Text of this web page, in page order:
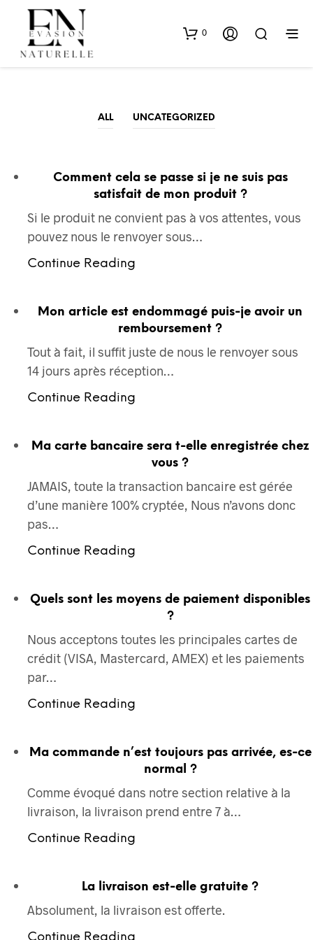
0
ALL UNCATEGORIZED
Comment cela se passe si je ne suis pas
satisfait de mon produit ?
Si le produit ne convient pas à vos attentes, vous
pouvez nous le renvoyer sous…
Continue Reading
Mon article est endommagé puis-je avoir un
remboursement ?
Tout à fait, il suffit juste de nous le renvoyer sous
14 jours après réception…
Continue Reading
Ma carte bancaire sera t-elle enregistrée chez
vous ?
JAMAIS, toute la transaction bancaire est gérée
d’une manière 100% cryptée, Nous n’avons donc
pas…
Continue Reading
Quels sont les moyens de paiement disponibles
?
Nous acceptons toutes les principales cartes de
crédit (VISA, Mastercard, AMEX) et les paiements
par…
Continue Reading
Ma commande n’est toujours pas arrivée, es-ce
normal ?
Comme évoqué dans notre section relative à la
livraison, la livraison prend entre 7 à…
Continue Reading
La livraison est-elle gratuite ?
Absolument, la livraison est offerte.